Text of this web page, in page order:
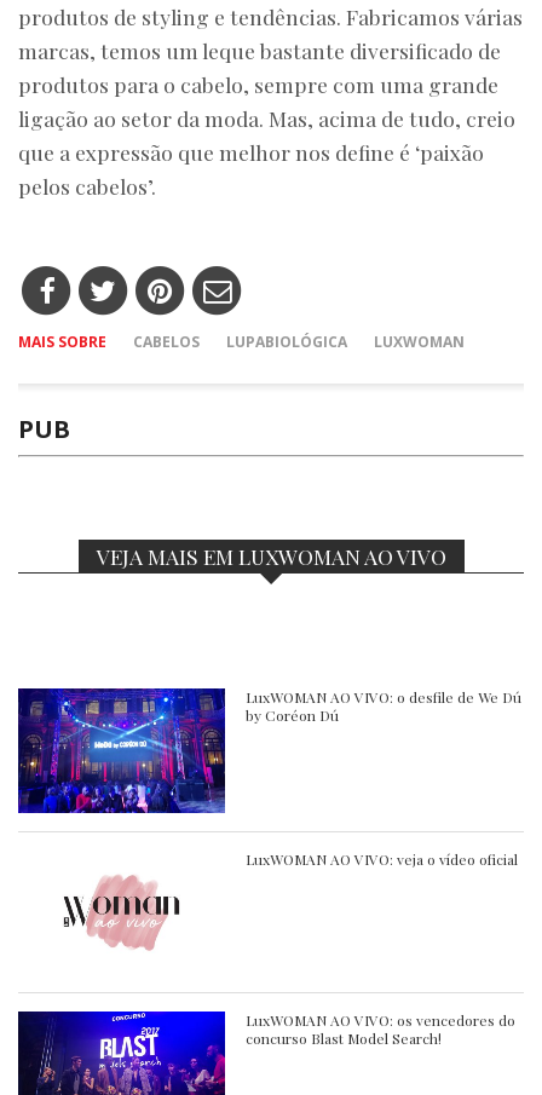
produtos de styling e tendências. Fabricamos várias
marcas, temos um leque bastante diversificado de
produtos para o cabelo, sempre com uma grande
ligação ao setor da moda. Mas, acima de tudo, creio
que a expressão que melhor nos define é ‘paixão
pelos cabelos’.
MAIS SOBRE CABELOS LUPABIOLÓGICA LUXWOMAN
PUB
VEJA MAIS EM LUXWOMAN AO VIVO
LuxWOMAN AO VIVO: o desfile de We Dú
by Coréon Dú
LuxWOMAN AO VIVO: veja o vídeo oficial
LuxWOMAN AO VIVO: os vencedores do
concurso Blast Model Search!